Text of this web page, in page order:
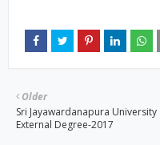
Older
Sri Jayawardanapura University
External Degree-2017